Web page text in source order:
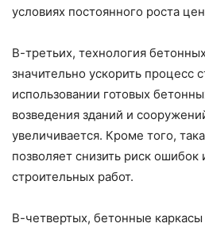
условиях постоянного роста
В-третьих, технология
значительно ускорить процесс
использовании готовых
возведения зданий и
увеличивается. Кроме того,
позволяет снизить риск ошибок
строительных работ.
В-четвертых, бетонные